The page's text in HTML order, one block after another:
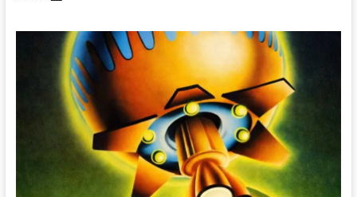
diferente
carne